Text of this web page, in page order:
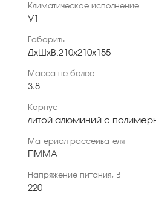
Климатическое исполнение
У1
Габариты
ДхШхВ:210х210х155
Масса не более
3.8
Корпус
литой алюминий с
Материал рассеивателя
ПММА
Напряжение питания, В
220